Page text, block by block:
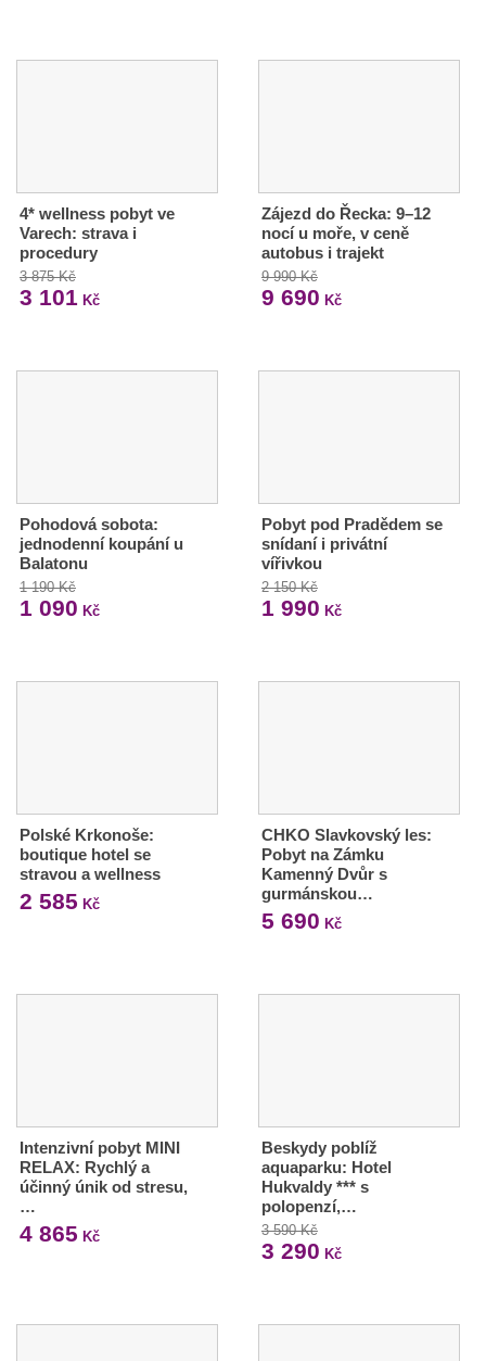
4* wellness pobyt ve
Varech: strava i
procedury
3 875 Kč
3 101 Kč
Zájezd do Řecka: 9–12
nocí u moře, v ceně
autobus i trajekt
9 990 Kč
9 690 Kč
Pohodová sobota:
jednodenní koupání u
Balatonu
1 190 Kč
1 090 Kč
Pobyt pod Pradědem se
snídaní i privátní
vířivkou
2 150 Kč
1 990 Kč
Polské Krkonoše:
boutique hotel se
stravou a wellness
2 585 Kč
CHKO Slavkovský les:
Pobyt na Zámku
Kamenný Dvůr s
gurmánskou…
5 690 Kč
Intenzivní pobyt MINI
RELAX: Rychlý a
účinný únik od stresu,
…
4 865 Kč
Beskydy poblíž
aquaparku: Hotel
Hukvaldy *** s
polopenzí,…
3 590 Kč
3 290 Kč